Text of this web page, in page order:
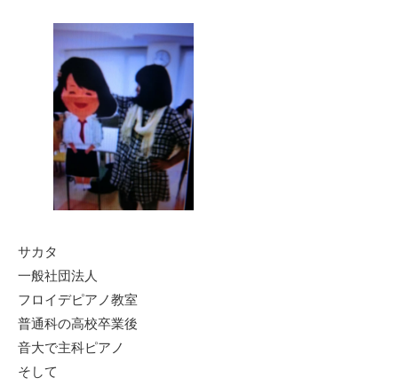
サカタ
一般社団法人
フロイデピアノ教室
普通科の高校卒業後
音大で主科ピアノ
そして